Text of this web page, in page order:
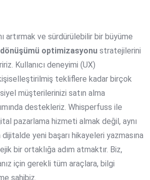
artırmak ve sürdürülebilir bir büyüme
optimizasyonu stratejilerini
Kullanıcı deneyimi (UX)
tekliflere kadar birçok
müşterilerinizi satın alma
destekleriz. Whisperfuss ile
pazarlama hizmeti almak değil, aynı
dijitalde yeni başarı hikayeleri yazmasına
bir ortaklığa adım atmaktır. Biz,
için gerekli tüm araçlara, bilgi
sahibiz.